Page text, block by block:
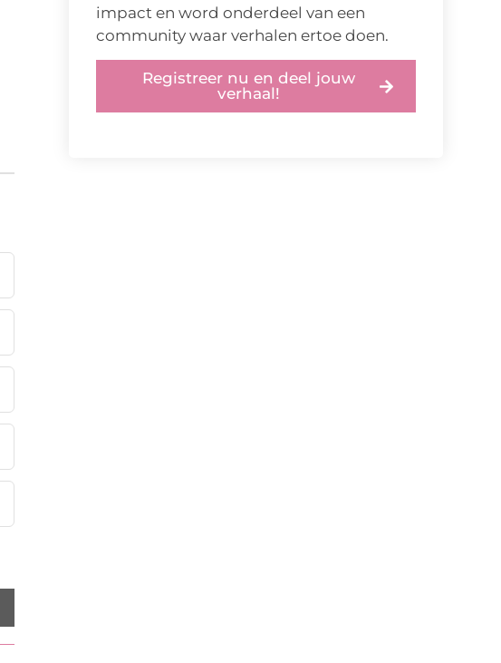
impact en word onderdeel van een
community waar verhalen ertoe doen.
Registreer nu en deel jouw
verhaal!